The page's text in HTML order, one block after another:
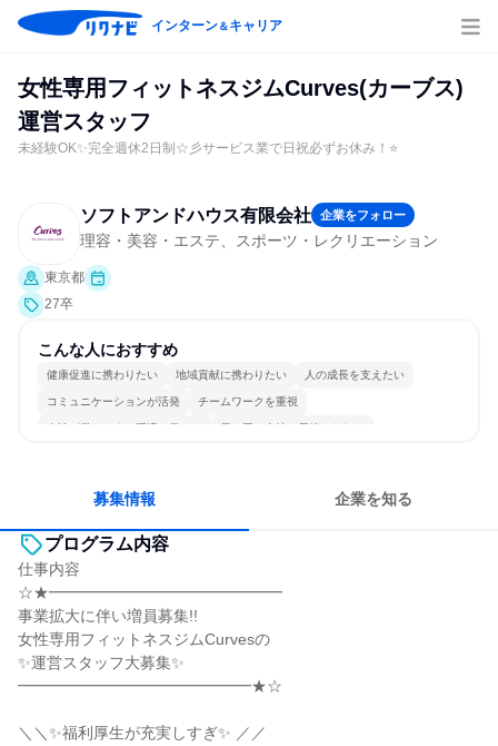
インターン＆キャリア
女性専用フィットネスジムCurves(カーブス)
運営スタッフ
未経験OK✨完全週休2日制☆彡サービス業で日祝必ずお休み！⭐
ソフトアンドハウス有限会社 企業をフォロー
理容・美容・エステ、スポーツ・レクリエーション
東京都
27卒
こんな人におすすめ
健康促進に携わりたい 地域貢献に携わりたい 人の成長を支えたい
コミュニケーションが活発 チームワークを重視
女性が働きやすい環境で働ける 長く同じ会社に居続けられる
募集情報 企業を知る
プログラム内容
仕事内容
☆★━━━━━━━━━━━━━━━
事業拡大に伴い増員募集!!
女性専用フィットネスジムCurvesの
✨運営スタッフ大募集✨
━━━━━━━━━━━━━━━★☆
＼＼✨福利厚生が充実しすぎ✨ ／／